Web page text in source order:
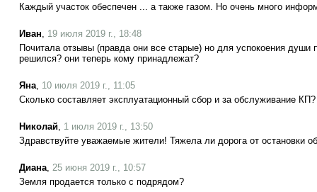
Каждый участок обеспечен ... а также газом. Но очень много
Иван, 19 июля 2019 г., 18:48
Почитала отзывы (правда они все старые) но для успокоения души
решился? они теперь кому принадлежат?
Яна, 10 июля 2019 г., 11:05
Сколько составляет эксплуатационный сбор и за обслуживание КП?
Николай, 1 июля 2019 г., 13:50
Здравствуйте уважаемые жители! Тяжела ли дорога от остановки
Диана, 25 июня 2019 г., 10:57
Земля продается только с подрядом?